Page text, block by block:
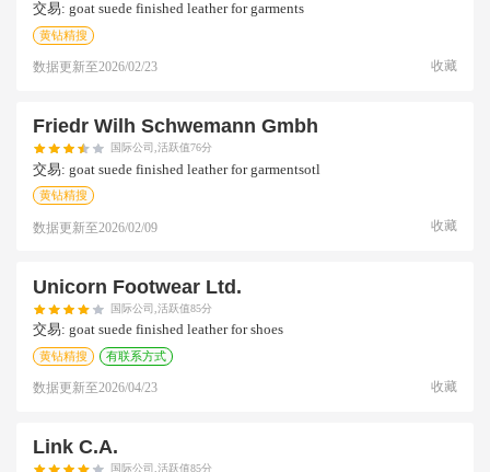
交易: goat suede finished leather for garments
黄钻精搜
数据更新至2026/02/23 收藏
Friedr Wilh Schwemann Gmbh
国际公司,活跃值76分
交易: goat suede finished leather for garmentsotl
黄钻精搜
数据更新至2026/02/09 收藏
Unicorn Footwear Ltd.
国际公司,活跃值85分
交易: goat suede finished leather for shoes
黄钻精搜 有联系方式
数据更新至2026/04/23 收藏
Link C.a.
国际公司,活跃值85分